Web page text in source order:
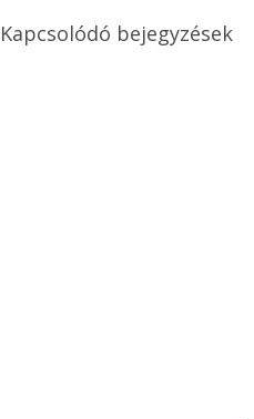
Kapcsolódó bejegyzések